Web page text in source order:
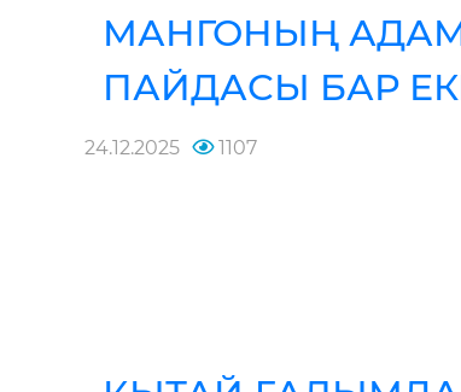
МАНГОНЫҢ
ПАЙДАСЫ БАР
24.12.2025 1107